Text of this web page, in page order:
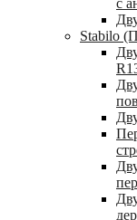
Stabilo